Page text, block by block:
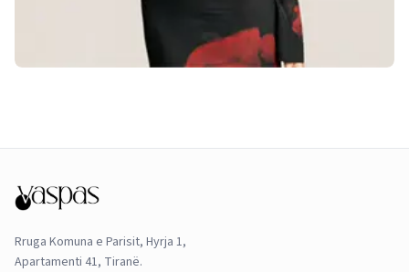
Rruga Komuna e Parisit, Hyrja 1,
Apartamenti 41, Tiranë.